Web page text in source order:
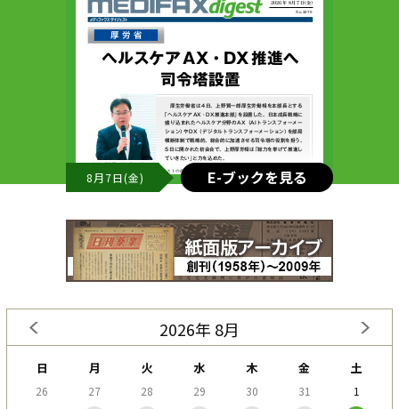
8月7日(金) E-ブックを見る
2026年 8月
日 月 火 水 木 金 土
26 27 28 29 30 31
1